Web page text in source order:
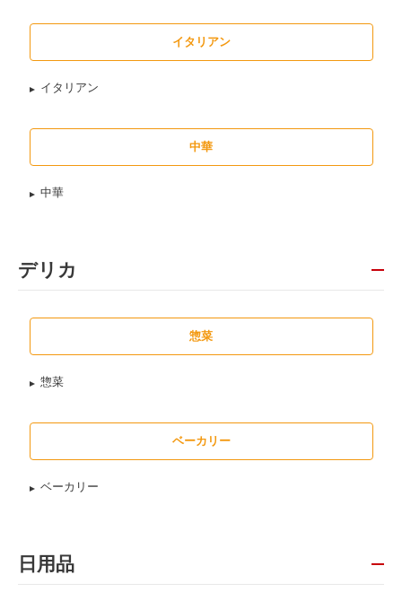
イタリアン
イタリアン
中華
中華
デリカ
惣菜
惣菜
ベーカリー
ベーカリー
日用品